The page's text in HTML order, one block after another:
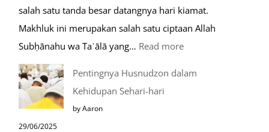
salah satu tanda besar datangnya hari kiamat.
Makhluk ini merupakan salah satu ciptaan Allah
Subḥānahu wa Taʿālā yang… Read more:
Pentingnya Husnudzon dalam
Kehidupan Sehari-hari
by Aaron
29/06/2025